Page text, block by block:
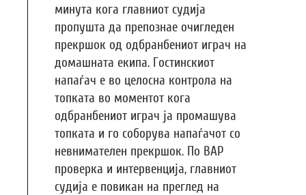
минута кога главниот судија
пропушта да препознае очигледен
прекршок од одбранбениот играч на
домашната екипа. Гостинскиот
напаѓач е во целосна контрола на
топката во моментот кога
одбранбениот играч ја промашува
топката и го соборува напаѓачот со
невнимателен прекршок. По ВАР
проверка и интервенција, главниот
судија е повикан на преглед на